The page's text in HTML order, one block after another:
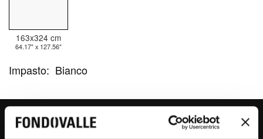
163x324 cm
64.17" x 127.56"
Impasto: Bianco
GOLDEN SPIDER